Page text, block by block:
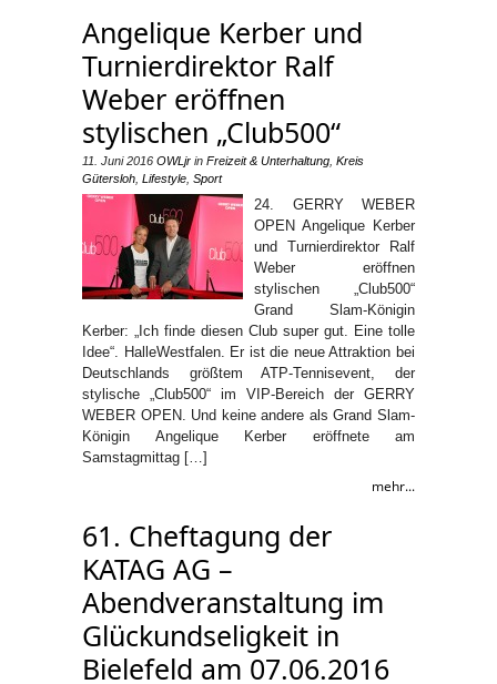
Angelique Kerber und
Turnierdirektor Ralf
Weber eröffnen
stylischen „Club500“
11. Juni 2016 OWLjr in Freizeit & Unterhaltung Kreis
Gütersloh Lifestyle Sport
24. GERRY WEBER
OPEN Angelique Kerber
und Turnierdirektor Ralf
Weber eröffnen
stylischen „Club500“
Grand Slam-Königin
Kerber: „Ich finde diesen Club super gut. Eine tolle
Idee“. HalleWestfalen. Er ist die neue Attraktion bei
Deutschlands größtem ATP-Tennisevent, der
stylische „Club500“ im VIP-Bereich der GERRY
WEBER OPEN. Und keine andere als Grand Slam-
Königin Angelique Kerber eröffnete am
Samstagmittag […]
mehr...
61. Cheftagung der
KATAG AG –
Abendveranstaltung im
Glückundseligkeit in
Bielefeld am 07.06.2016